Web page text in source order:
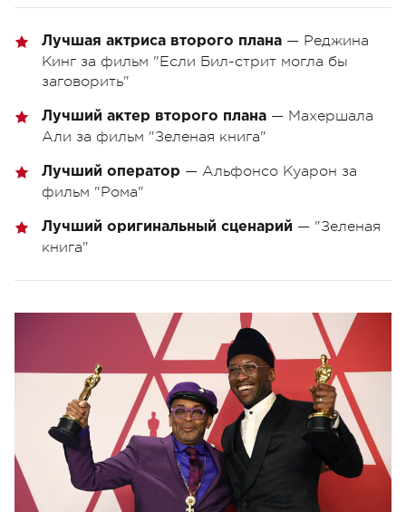
Лучшая актриса второго плана — Реджина
Кинг за фильм "Если Бил-стрит могла бы
заговорить"
Лучший актер второго плана — Махершала
Али за фильм "Зеленая книга"
Лучший оператор — Альфонсо Куарон за
фильм "Рома"
Лучший оригинальный сценарий — "Зеленая
книга"